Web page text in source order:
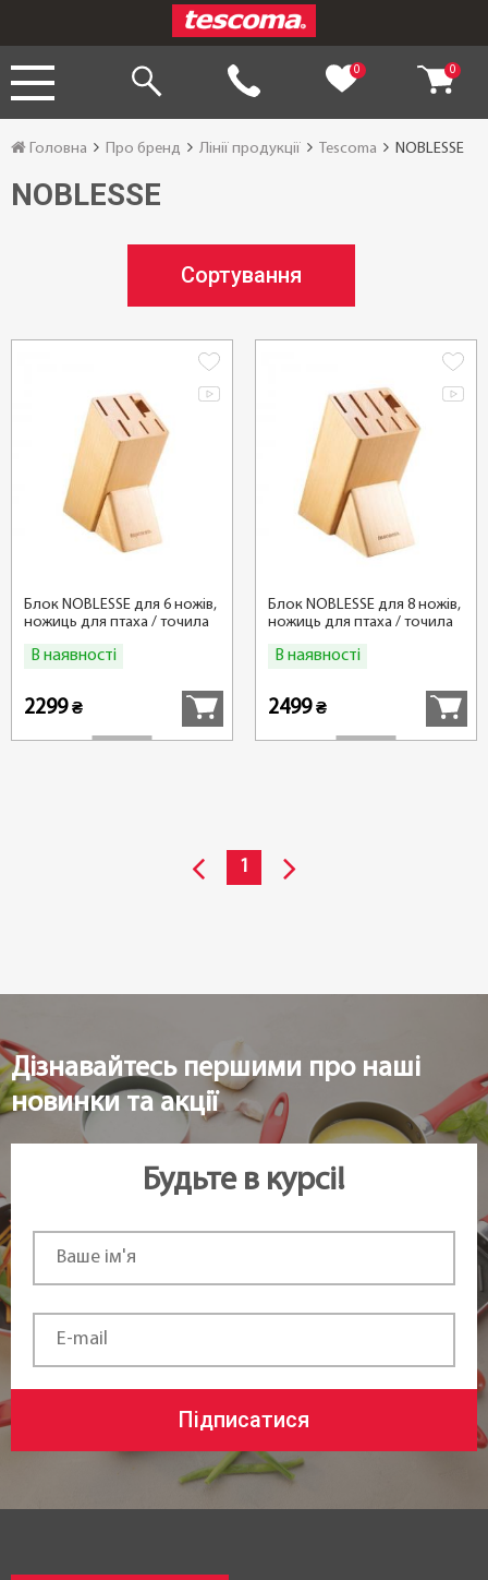
0 0
Головна Про бренд Лінії продукції Tescoma NOBLESSE
NOBLESSE
Сортування
Блок NOBLESSE для 6 ножів,
ножиць для птаха / точила
В наявності
2299₴
Блок NOBLESSE для 8 ножів,
ножиць для птаха / точила
В наявності
2499₴
1
Дізнавайтесь першими про наші
новинки та акції
Будьте в курсі!
Підписатися